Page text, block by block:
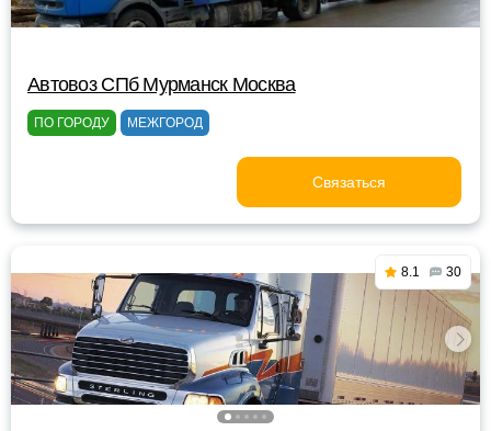
Автовоз СПб Мурманск Москва
ПО ГОРОДУ МЕЖГОРОД
Связаться
8.1 30